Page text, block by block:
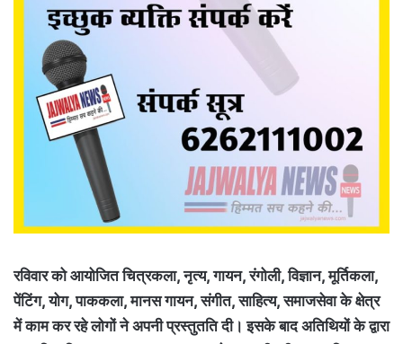
रविवार को आयोजित चित्रकला, नृत्य, गायन, रंगोली, विज्ञान, मूर्तिकला,
पेंटिंग, योग, पाककला, मानस गायन, संगीत, साहित्य, समाजसेवा के क्षेत्र
में काम कर रहे लोगों ने अपनी प्रस्तुतति दी। इसके बाद अतिथियों के द्वारा